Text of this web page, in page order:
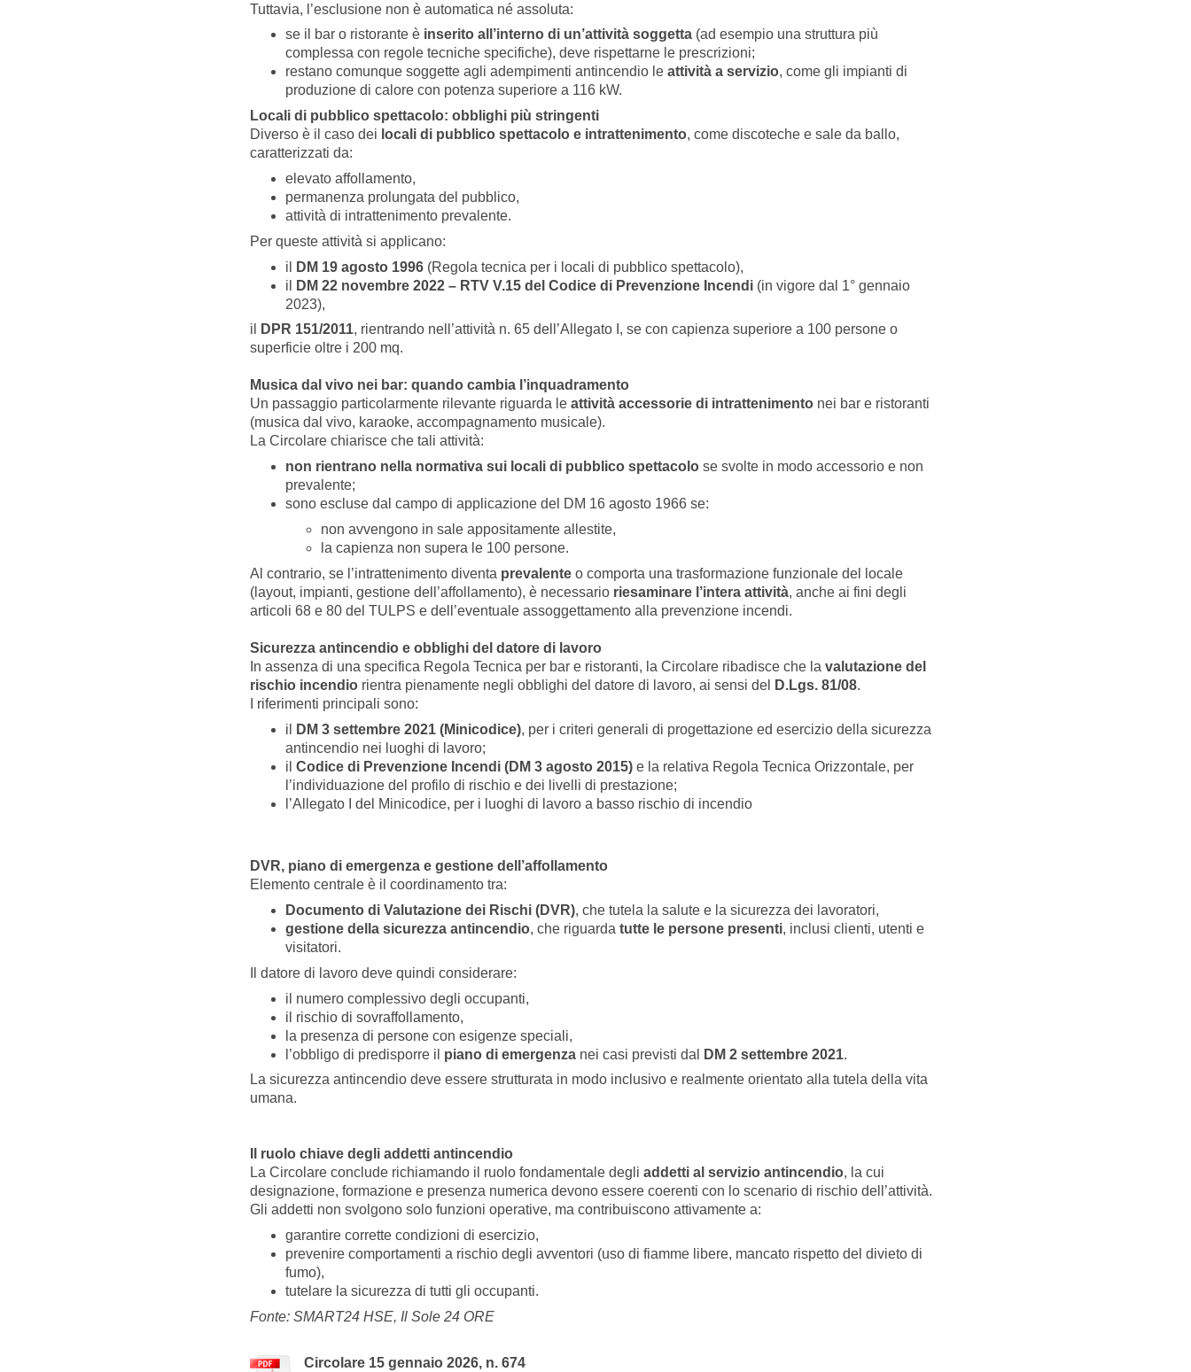
Tuttavia, l’esclusione non è automatica né assoluta:
se il bar o ristorante è inserito all’interno di un’attività soggetta (ad esempio una struttura più
complessa con regole tecniche specifiche), deve rispettarne le prescrizioni;
restano comunque soggette agli adempimenti antincendio le attività a servizio, come gli impianti di
produzione di calore con potenza superiore a 116 kW.
Locali di pubblico spettacolo: obblighi più stringenti
Diverso è il caso dei locali di pubblico spettacolo e intrattenimento, come discoteche e sale da ballo,
caratterizzati da:
elevato affollamento,
permanenza prolungata del pubblico,
attività di intrattenimento prevalente.
Per queste attività si applicano:
il
DM 19 agosto 1996 (Regola tecnica per i locali di pubblico spettacolo),
il
DM 22 novembre 2022 – RTV V.15 del Codice di Prevenzione Incendi (in vigore dal 1° gennaio
2023),
il
DPR 151/2011, rientrando nell’attività n. 65 dell’Allegato I, se con capienza superiore a 100 persone o
superficie oltre i 200 mq.
Musica dal vivo nei bar: quando cambia l’inquadramento
Un passaggio particolarmente rilevante riguarda le attività accessorie di intrattenimento nei bar e ristoranti
(musica dal vivo, karaoke, accompagnamento musicale).
La Circolare chiarisce che tali attività:
non rientrano nella normativa sui locali di pubblico spettacolo se svolte in modo accessorio e non
prevalente;
sono escluse dal campo di applicazione del DM 16 agosto 1966 se:
non avvengono in sale appositamente allestite,
la capienza non supera le 100 persone.
Al contrario, se l’intrattenimento diventa prevalente o comporta una trasformazione funzionale del locale
(layout, impianti, gestione dell’affollamento), è necessario riesaminare l’intera attività, anche ai fini degli
articoli 68 e 80 del TULPS e dell’eventuale assoggettamento alla prevenzione incendi.
Sicurezza antincendio e obblighi del datore di lavoro
In assenza di una specifica Regola Tecnica per bar e ristoranti, la Circolare ribadisce che la valutazione del
rischio incendio rientra pienamente negli obblighi del datore di lavoro, ai sensi del D.Lgs. 81/08.
I riferimenti principali sono:
il
DM 3 settembre 2021 (Minicodice), per i criteri generali di progettazione ed esercizio della sicurezza
antincendio nei luoghi di lavoro;
il Codice di Prevenzione Incendi (DM 3 agosto 2015) e la relativa Regola Tecnica Orizzontale, per
l’individuazione del profilo di rischio e dei livelli di prestazione;
l’Allegato I del Minicodice, per i luoghi di lavoro a basso rischio di incendio
DVR, piano di emergenza e gestione dell’affollamento
Elemento centrale è il coordinamento tra:
Documento di Valutazione dei Rischi (DVR), che tutela la salute e la sicurezza dei lavoratori,
gestione della sicurezza antincendio, che riguarda tutte le persone presenti, inclusi clienti, utenti e
visitatori.
Il datore di lavoro deve quindi considerare:
il numero complessivo degli occupanti,
il rischio di sovraffollamento,
la presenza di persone con esigenze speciali,
l’obbligo di predisporre il piano di emergenza nei casi previsti dal DM 2 settembre 2021.
La sicurezza antincendio deve essere strutturata in modo inclusivo e realmente orientato alla tutela della vita
umana.
Il ruolo chiave degli addetti antincendio
La Circolare conclude richiamando il ruolo fondamentale degli addetti al servizio antincendio, la cui
designazione, formazione e presenza numerica devono essere coerenti con lo scenario di rischio dell’attività.
Gli addetti non svolgono solo funzioni operative, ma contribuiscono attivamente a:
garantire corrette condizioni di esercizio,
prevenire comportamenti a rischio degli avventori (uso di fiamme libere, mancato rispetto del divieto di
fumo),
tutelare la sicurezza di tutti gli occupanti.
Fonte: SMART24 HSE, Il Sole 24 ORE
Circolare 15 gennaio 2026, n. 674